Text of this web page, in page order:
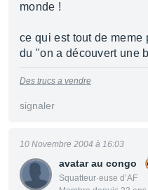
monde !
ce qui est tout de
du "on a découvert une
Des trucs a vendre
signaler
avatar au congo
Squatteur·euse d’AF
10 Novembre 2004 à 16:03